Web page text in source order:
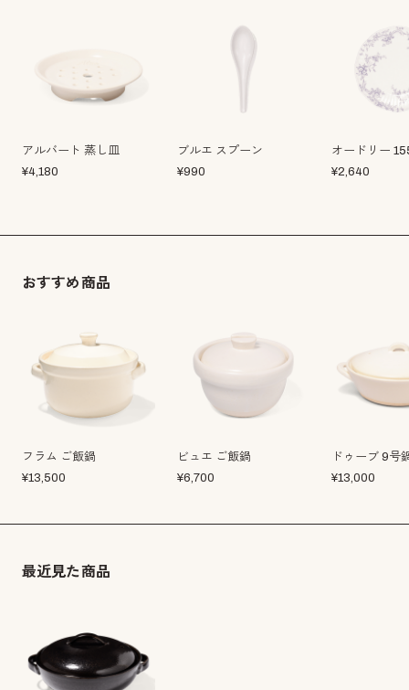
アルバート 蒸し皿
¥4,180
ブルエ スプーン
¥990
オードリー
¥2,640
おすすめ商品
フラム ご飯鍋
¥13,500
ビュエ ご飯鍋
¥6,700
ドゥーブ 9号
¥13,000
最近見た商品